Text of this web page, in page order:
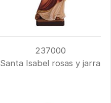
237000
Santa Isabel rosas y jarra